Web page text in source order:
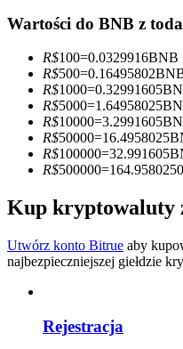
Informacja
Analiza Big Data, w tym
Wartości do BNB z
R$100=0.0329916BNB
R$500=0.16495802
R$1000=0.32991605
R$5000=1.64958025
R$10000=3.2991605
R$50000=16.4958025
R$100000=32.991605
R$500000=
Kup kryptowaluty
Utwórz konto Bitrue aby
najbezpieczniejszej giełdzie
Rejestracja